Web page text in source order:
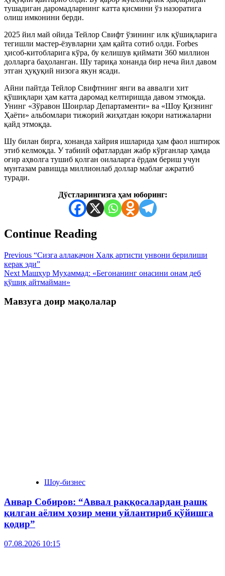
тушадиган даромадларнинг катта қисмини ўз назоратига
олиш имконини берди.
2025 йил май ойида Тейлор Свифт ўзининг илк қўшиқларига
тегишли мастер-ёзувларни ҳам қайта сотиб олди. Forbes
ҳисоб-китобларига кўра, бу келишув қиймати 360 миллион
долларга баҳоланган. Шу тариқа хонанда бир неча йил давом
этган ҳуқуқий низога якун ясади.
Айни пайтда Тейлор Свифтнинг янги ва аввалги хит
қўшиқлари ҳам катта даромад келтиришда давом этмоқда.
Унинг «Зўравон Шоирлар Департаменти» ва «Шоу Қизнинг
Ҳаёти» альбомлари тижорий жиҳатдан юқори натижаларни
қайд этмоқда.
Шу билан бирга, хонанда хайрия ишларида ҳам фаол иштирок
этиб келмоқда. У табиий офатлардан жабр кўрганлар ҳамда
оғир аҳволга тушиб қолган оилаларга ёрдам бериш учун
мунтазам равишда миллионлаб доллар маблағ ажратиб
туради.
Дўстларингизга ҳам юборинг:
Continue Reading
Previous “Сизга аллақачон Халқ артисти унвони берилиши
керак эди”
Next Машҳур Муҳаммад: «Бегонанинг онасини онам деб
қўшиқ айтмайман»
Мавзуга доир мақолалар
Шоу-бизнес
Анвар Собиров: “Аввал раққосалардан рашк
қилган аёлим ҳозир мени уйлантириб қўйишга
қодир”
07.08.2026 10:15